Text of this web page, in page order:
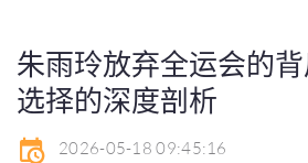
朱雨玲放弃全运会的
选择的深度剖析
2026-05-18 09:45:16